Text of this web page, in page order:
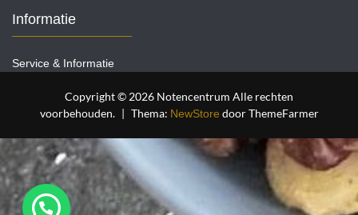
Informatie
Service & Informatie
Copyright © 2026 Notencentrum Alle rechten
voorbehouden. | Thema: NewStore door ThemeFarmer